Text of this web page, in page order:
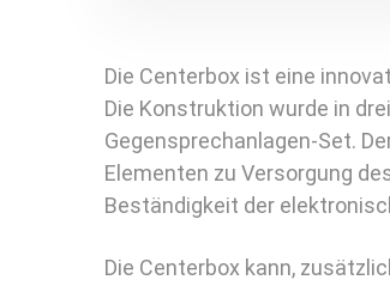
Die Centerbox ist eine
Die Konstruktion wurde in
Gegensprechanlagen-Set.
Elementen zu Versorgung
Beständigkeit der
Die Centerbox kann,